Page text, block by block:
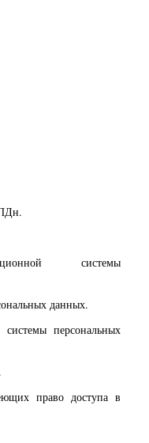
системы
данных.
персональных
право доступа в